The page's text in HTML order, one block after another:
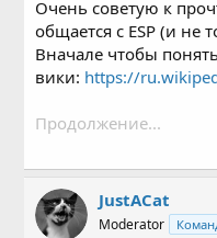
Очень советую к
общается с ESP (и не
Вначале чтобы
вики: https://
Продолжение...
JustACat
Moderator